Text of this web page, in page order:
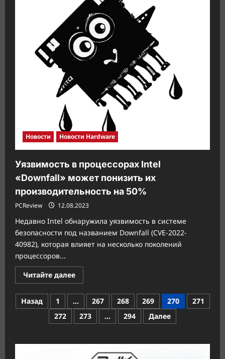
Ryzen
7
7800X3D
Starfield
ограниченным
тиражом
Новости Новости Hardware
Уязвимость в процессорах Intel
«Downfall» может понизить их
производительность на 50%
PCReview 12.08.2023
Недавно Intel обнаружила уязвимость в системе
безопасности под названием Downfall (CVE-2022-
40982), которая влияет на несколько поколений
процессоров...
Читайте далееПрочитать
больше
Уязвимость
в
процессорах
Intel
«Downfall»
их
производительность
Пагинация
записей
Назад 1 … 267 268 269 270
271
272
273 … 294 Далее